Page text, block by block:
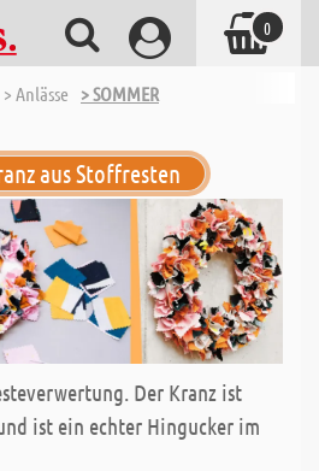
> Anlässe > SOMMER
aus Stoffresten
Der Kranz ist
ist ein echter Hingucker im
0